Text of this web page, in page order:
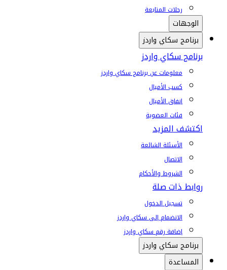
رحلات المتابعة
الوجهات
برنامج سكاي واردز
برنامج سكاي واردز
معلومات عن برنامج سكاي واردز
كسب الأميال
إنفاق الأميال
فئات العضوية
اكتشف المزيد
الأسئلة الشائعة
الاتصال
الشروط والأحكام
روابط ذات صلة
تسجيل الدخول
الانضمام إلى سكاي واردز
إضافة رقم سكاي واردز
برنامج سكاي واردز
المساعدة